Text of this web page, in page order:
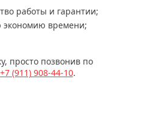
работы и гарантии;
экономию времени;
просто позвонив по
+7 (911) 908-44-10.